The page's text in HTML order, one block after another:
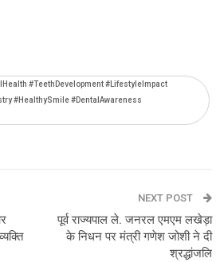
#TeethDevelopment #LifestyleImpact
#HealthySmile #DentalAwareness
NEXT POST
पूर्व राज्यपाल ले. जनरल एमएम लखेड़ा
के निधन पर मंत्री गणेश जोशी ने दी
श्रद्धांजलि